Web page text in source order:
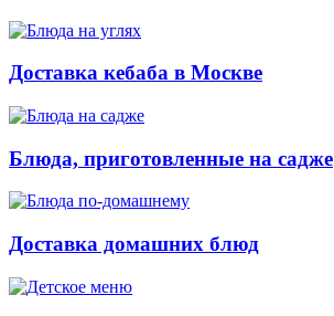
Доставка кебаба в Москве
Блюда, приготовленные на садже
Доставка домашних блюд